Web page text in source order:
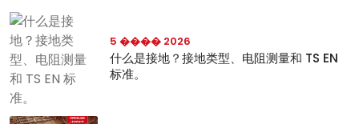
5 ���� 2026
什么是接地？接地类型、电阻测量和 TS EN
标准。